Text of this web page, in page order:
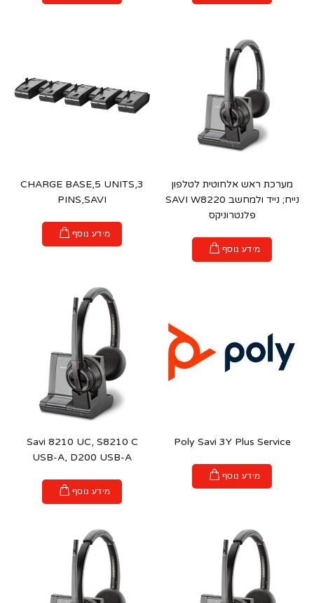
מערכת ראש אלחוטית לטלפון
נייח; נייד ולמחשב SAVI W8220
פלנטרוניקס
מידע נוסף
CHARGE BASE,5 UNITS,3
PINS,SAVI
מידע נוסף
Poly Savi 3Y Plus Service
מידע נוסף
Savi 8210 UC, S8210 C
USB-A, D200 USB-A
מידע נוסף